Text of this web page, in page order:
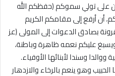
على تولي سموكم (حفظكم الله
أن أرفع إلى مقامكم الكريم
بصادق الدعوات إلى المولى (عز
عليكم نعمه ظاهرة وباطنة،
ووالدا وسندا لأبنائها الأوفياء.
وهو ينعم بالرخاء والازدهار